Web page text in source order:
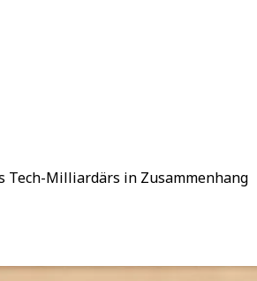
Tech-Milliardärs in Zusammenhang